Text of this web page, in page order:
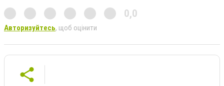
0,0
Авторизуйтесь, щоб оцінити